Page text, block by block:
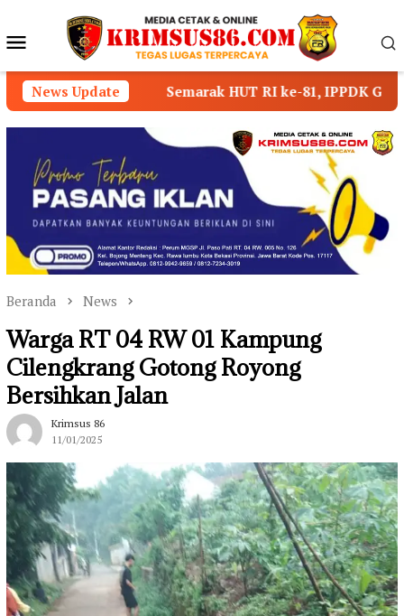
konten Menu
Mobile
News Update
Semarak HUT RI ke-81, IPPDK Gelar Lomba Mancing
Beranda News
Warga RT 04 RW 01 Kampung
Cilengkrang Gotong Royong
Bersihkan Jalan
Krimsus 86
11/01/2025